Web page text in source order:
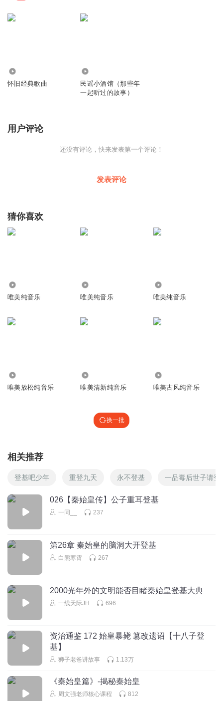
怀旧经典歌曲
民谣小酒馆（那些年
一起听过的故事）
用户评论
还没有评论，快来发表第一个评论！
发表评论
猜你喜欢
唯美纯音乐 唯美纯音乐 唯美纯音乐
唯美放松纯音乐 唯美清新纯音乐 唯美古风纯音乐
换一批
相关推荐
登基吧少年 重登九天 永不登基 一品毒后世子请登
026【秦始皇传】公子重耳登基
一同__ 237
第26章 秦始皇的脑洞大开登基
白熊寒霄 267
2000光年外的文明能否目睹秦始皇登基大典
一线天际JH 696
资治通鉴 172 始皇暴毙 篡改遗诏【十八子登
基】
狮子老爸讲故事 1.13万
《秦始皇篇》-揭秘秦始皇
周文强老师核心课程 812